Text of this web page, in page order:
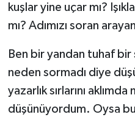
kuşlar yine uçar mı?
mı? Adımızı soran
Ben bir yandan tuhaf bir
neden sormadı diye
yazarlık sırlarını aklımda
düşünüyordum. Oysa